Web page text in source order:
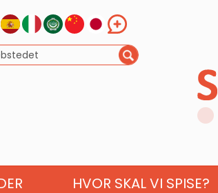
HVOR SKAL VI SPISE?